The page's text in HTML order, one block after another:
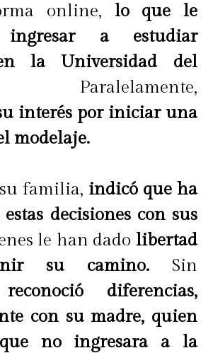
online, lo que le
ingresar a estudiar
la Universidad del
Paralelamente,
interés por iniciar una
modelaje.
familia, indicó que ha
estas decisiones con sus
le han dado libertad
su camino.Sin
reconoció diferencias,
con su madre, quien
no ingresara a la